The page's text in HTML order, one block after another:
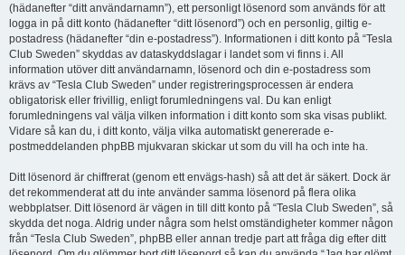
(hädanefter “ditt användarnamn”), ett personligt lösenord som används för att
logga in på ditt konto (hädanefter “ditt lösenord”) och en personlig, giltig e-
postadress (hädanefter “din e-postadress”). Informationen i ditt konto på “Tesla
Club Sweden” skyddas av dataskyddslagar i landet som vi finns i. All
information utöver ditt användarnamn, lösenord och din e-postadress som
krävs av “Tesla Club Sweden” under registreringsprocessen är endera
obligatorisk eller frivillig, enligt forumledningens val. Du kan enligt
forumledningens val välja vilken information i ditt konto som ska visas publikt.
Vidare så kan du, i ditt konto, välja vilka automatiskt genererade e-
postmeddelanden phpBB mjukvaran skickar ut som du vill ha och inte ha.
Ditt lösenord är chiffrerat (genom ett envägs-hash) så att det är säkert. Dock är
det rekommenderat att du inte använder samma lösenord på flera olika
webbplatser. Ditt lösenord är vägen in till ditt konto på “Tesla Club Sweden”, så
skydda det noga. Aldrig under några som helst omständigheter kommer någon
från “Tesla Club Sweden”, phpBB eller annan tredje part att fråga dig efter ditt